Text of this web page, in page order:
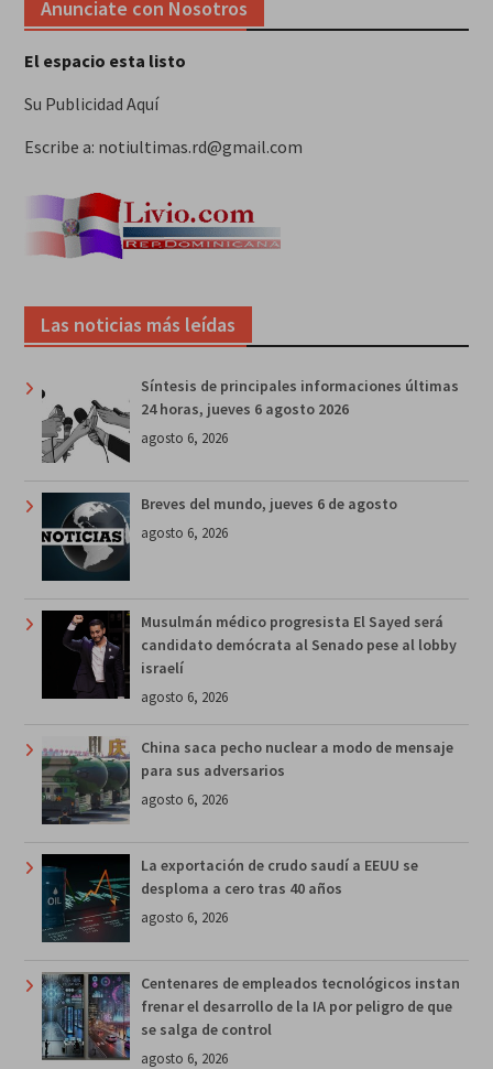
Anunciate con Nosotros
El espacio esta listo
Su Publicidad Aquí
Escribe a: notiultimas.rd@gmail.com
Las noticias más leídas
Síntesis de principales informaciones últimas
24 horas, jueves 6 agosto 2026
agosto 6, 2026
Breves del mundo, jueves 6 de agosto
agosto 6, 2026
Musulmán médico progresista El Sayed será
candidato demócrata al Senado pese al lobby
israelí
agosto 6, 2026
China saca pecho nuclear a modo de mensaje
para sus adversarios
agosto 6, 2026
La exportación de crudo saudí a EEUU se
desploma a cero tras 40 años
agosto 6, 2026
Centenares de empleados tecnológicos instan
frenar el desarrollo de la IA por peligro de que
se salga de control
agosto 6, 2026